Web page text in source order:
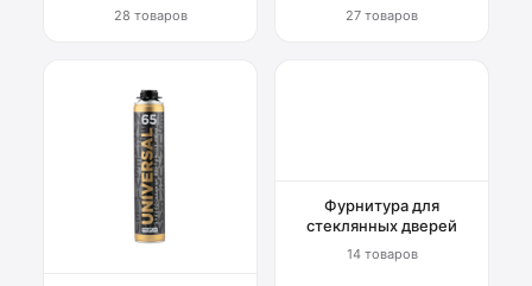
28 товаров 27 товаров
Фурнитура для
стеклянных дверей
14 товаров